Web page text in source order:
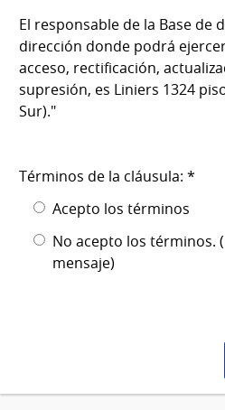
El responsable de la Base de
dirección donde podrá
acceso, rectificación,
supresión, es Liniers 1324
Sur)."
Términos de la cláusula: *
Acepto los términos
No acepto los términos.
mensaje)